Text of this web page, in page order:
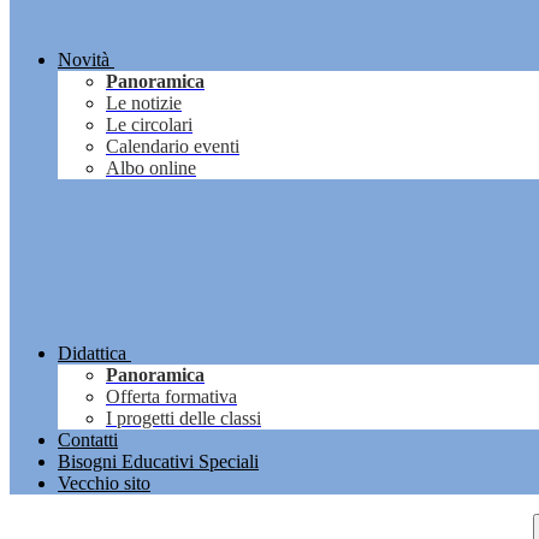
Novità
Panoramica
Le notizie
Le circolari
Calendario eventi
Albo online
Didattica
Panoramica
Offerta formativa
I progetti delle classi
Contatti
Bisogni Educativi Speciali
Vecchio sito